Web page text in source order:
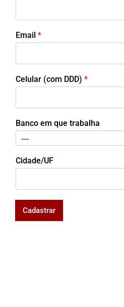
Email *
Celular (com DDD) *
Banco em que trabalha
Cidade/UF
Cadastrar